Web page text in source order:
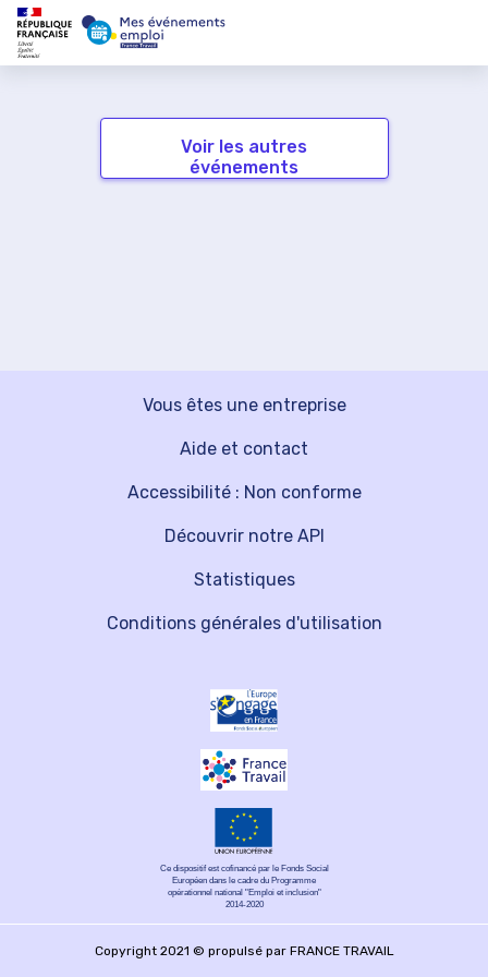
Voir les autres
événements
Vous êtes une entreprise
Découvrir notre API
Aide et contact
Statistiques
Accessibilité : Non conforme
Conditions générales d'utilisation
Ce dispositif est cofinancé par le Fonds Social
Européen dans le cadre du Programme
opérationnel national "Emploi et inclusion"
2014-2020
Copyright 2021 © propulsé par FRANCE TRAVAIL